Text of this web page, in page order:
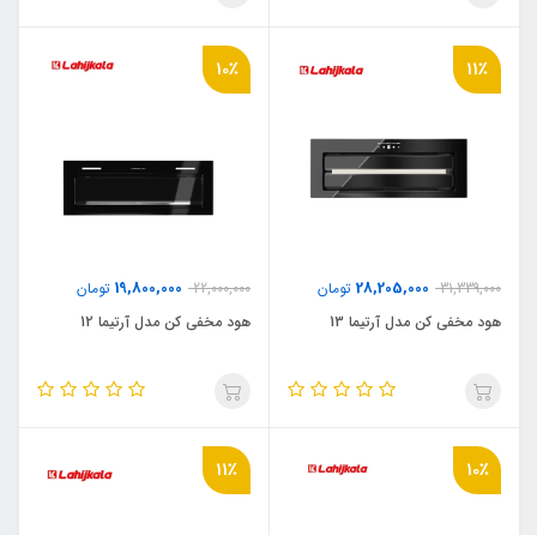
11٪
31,339,000
28,205,000 تومان
هود مخفی کن مدل آرتیما 13
10٪
22,000,000
19,800,000 تومان
هود مخفی کن مدل آرتیما 12
10٪ 11٪